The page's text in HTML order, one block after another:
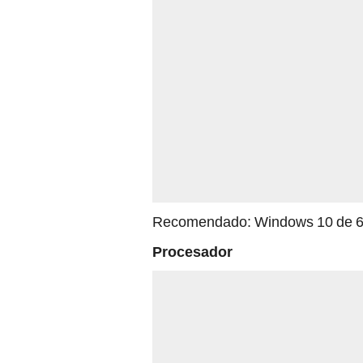
Recomendado: Windows 10 de
Procesador